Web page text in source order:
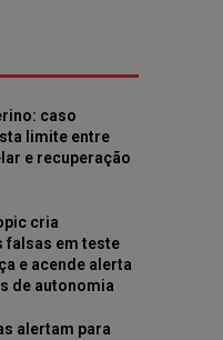
caso
limite entre
e recuperação
cria
falsas em teste
e acende alerta
de autonomia
alertam para